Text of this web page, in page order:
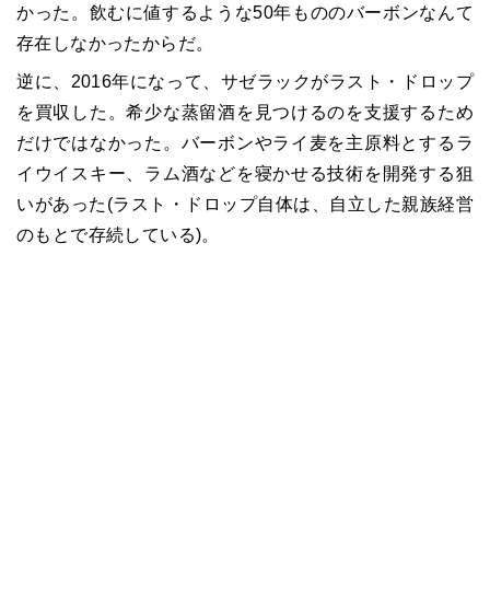
かった。飲むに値するような50年もののバーボンなんて
存在しなかったからだ。
逆に、2016年になって、サゼラックがラスト・ドロップ
を買収した。希少な蒸留酒を見つけるのを支援するため
だけではなかった。バーボンやライ麦を主原料とするラ
イウイスキー、ラム酒などを寝かせる技術を開発する狙
いがあった(ラスト・ドロップ自体は、自立した親族経営
のもとで存続している)。